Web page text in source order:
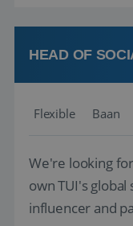
deze
HEAD OF
Flexible Baan
We're looking
own TUI's global
influencer and